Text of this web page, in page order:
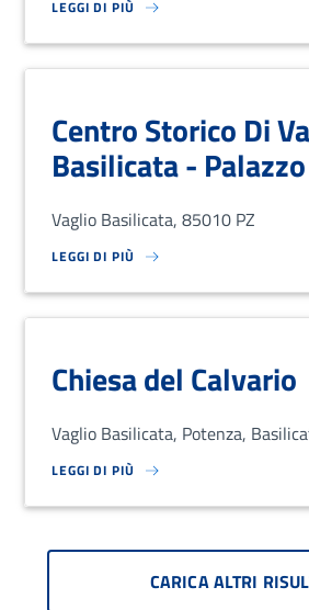
LEGGI DI PIÙ
SU LOREM IPSUM DOLOR SIT AMET,
Centro Storico Di
Basilicata -
“Spourt” E Porta
Vaglio Basilicata, 85010 PZ
LEGGI DI PIÙ
SU LOREM IPSUM DOLOR SIT AMET,
Chiesa del Calvario
Vaglio Basilicata, Potenza,
LEGGI DI PIÙ
SU LOREM IPSUM DOLOR SIT AMET,
CARICA ALTRI